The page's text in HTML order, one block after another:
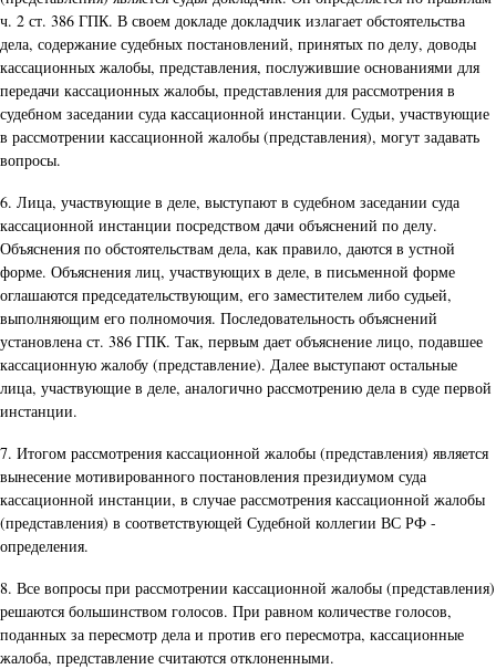
ч. 2 ст. 386 ГПК. В своем докладе докладчик излагает обстоятельства
дела, содержание судебных постановлений, принятых по делу, доводы
кассационных жалобы, представления, послужившие основаниями для
передачи кассационных жалобы, представления для рассмотрения в
судебном заседании суда кассационной инстанции. Судьи, участвующие
в рассмотрении кассационной жалобы (представления), могут задавать
вопросы.
6. Лица, участвующие в деле, выступают в судебном заседании суда
кассационной инстанции посредством дачи объяснений по делу.
Объяснения по обстоятельствам дела, как правило, даются в устной
форме. Объяснения лиц, участвующих в деле, в письменной форме
оглашаются председательствующим, его заместителем либо судьей,
выполняющим его полномочия. Последовательность объяснений
установлена ст. 386 ГПК. Так, первым дает объяснение лицо, подавшее
кассационную жалобу (представление). Далее выступают остальные
лица, участвующие в деле, аналогично рассмотрению дела в суде первой
инстанции.
7. Итогом рассмотрения кассационной жалобы (представления) является
вынесение мотивированного постановления президиумом суда
кассационной инстанции, в случае рассмотрения кассационной жалобы
(представления) в соответствующей Судебной коллегии ВС РФ -
определения.
8. Все вопросы при рассмотрении кассационной жалобы (представления)
решаются большинством голосов. При равном количестве голосов,
поданных за пересмотр дела и против его пересмотра, кассационные
жалоба, представление считаются отклоненными.